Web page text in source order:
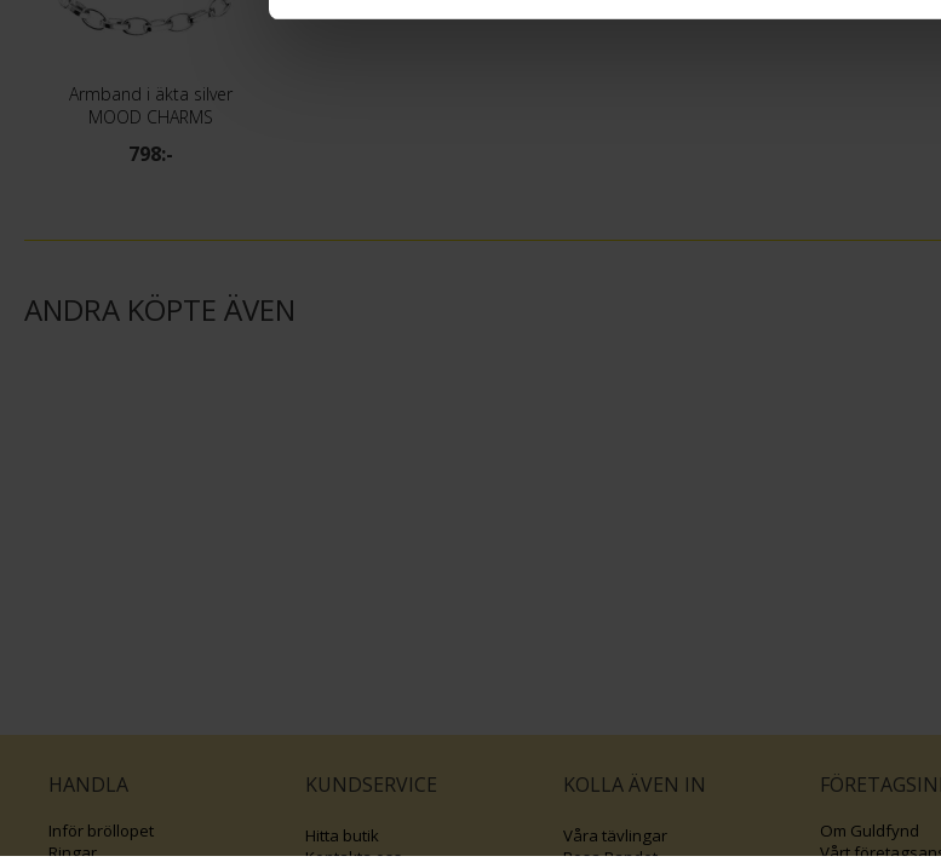
Armband i äkta silver
MOOD CHARMS
798:-
ANDRA KÖPTE ÄVEN
HANDLA
Inför bröllopet
Ringar
KUNDSERVICE
Hitta butik
Kontakta oss
KOLLA ÄVEN IN
Våra tävlingar
Rosa Bandet
Om Guldfynd
Vårt